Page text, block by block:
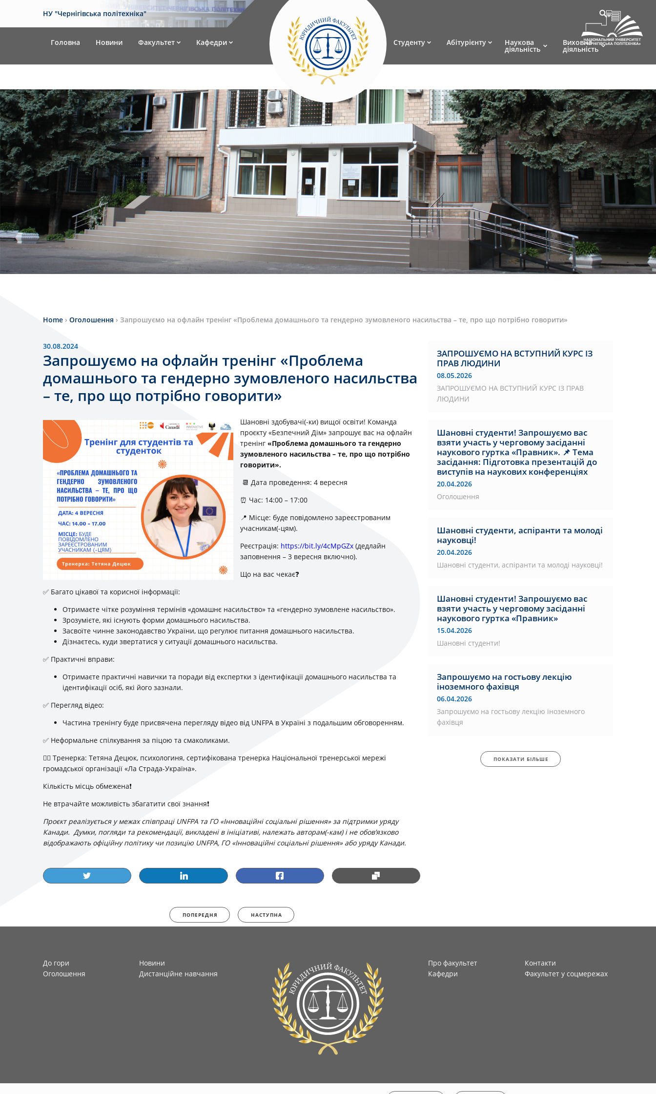
НУ "Чернігівська політехніка"
Головна Новини Факультет Кафедри Студенту Абітурієнту Наукова
діяльність
Виховна
діяльність
Home › Оголошення › Запрошуємо на офлайн тренінг «Проблема домашнього та гендерно зумовленого насильства – те, про що потрібно говорити»
30.08.2024
Запрошуємо на офлайн тренінг «Проблема
домашнього та гендерно зумовленого насильства
– те, про що потрібно говорити»
Шановні здобувачі(-ки) вищої освіти! Команда
проєкту «Безпечний Дім» запрошує вас на офлайн
тренінг «Проблема домашнього та гендерно
зумовленого насильства – те, про що потрібно
говорити».
📆 Дата проведення: 4 вересня
⏰ Час: 14:00 – 17:00
📍 Місце: буде повідомлено зареєстрованим
учасникам(-цям).
Реєстрація: https://bit.ly/4cMpGZx (дедлайн
заповнення – 3 вересня включно).
Що на вас чекає❓
✅ Багато цікавої та корисної інформації:
Отримаєте чітке розуміння термінів «домашнє насильство» та «гендерно зумовлене насильство».
Зрозумієте, які існують форми домашнього насильства.
Засвоїте чинне законодавство України, що регулює питання домашнього насильства.
Дізнаєтесь, куди звертатися у ситуації домашнього насильства.
✅ Практичні вправи:
Отримаєте практичні навички та поради від експертки з ідентифікації домашнього насильства та
ідентифікації осіб, які його зазнали.
✅ Перегляд відео:
Частина тренінгу буде присвячена перегляду відео від UNFPA в Україні з подальшим обговоренням.
✅ Неформальне спілкування за піцою та смаколиками.
🧖‍♀️ Тренерка: Тетяна Децюк, психологиня, сертифікована тренерка Національної тренерської мережі
громадської організації «Ла Страда-Україна».
Кількість місць обмежена❗
Не втрачайте можливість збагатити свої знання❗
Проєкт реалізується у межах співпраці UNFPA та ГО «Інноваційні соціальні рішення» за підтримки уряду
Канади. Думки, погляди та рекомендації, викладені в ініціативі, належать авторам(-кам) і не обов’язково
відображають офіційну політику чи позицію UNFPA, ГО «Інноваційні соціальні рішення» або уряду Канади.
ПОПЕРЕДНЯ НАСТУПНА
ЗАПРОШУЄМО НА ВСТУПНИЙ КУРС ІЗ
ПРАВ ЛЮДИНИ
08.05.2026
ЗАПРОШУЄМО НА ВСТУПНИЙ КУРС ІЗ ПРАВ
ЛЮДИНИ
Шановні студенти! Запрошуємо вас
взяти участь у черговому засіданні
наукового гуртка «Правник». 📌 Тема
засідання: Підготовка презентацій до
виступів на наукових конференціях
20.04.2026
Оголошення
Шановні студенти, аспіранти та молоді
науковці!
20.04.2026
Шановні студенти, аспіранти та молоді науковці!
Шановні студенти! Запрошуємо вас
взяти участь у черговому засіданні
наукового гуртка «Правник»
15.04.2026
Шановні студенти!
Запрошуємо на гостьову лекцію
іноземного фахівця
06.04.2026
Запрошуємо на гостьову лекцію іноземного
фахівця
ПОКАЗАТИ БІЛЬШЕ
До гори
Новини
Оголошення
Дистанційне навчання
Про факультет
Контакти
Кафедри
Факультет у соцмережах